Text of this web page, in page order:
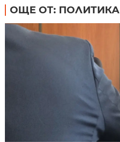
ОЩЕ ОТ: ПОЛИТИКА